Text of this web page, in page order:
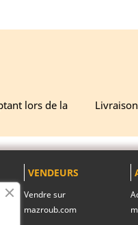
lors de la
VENDEURS
Vendre sur
mazroub.com